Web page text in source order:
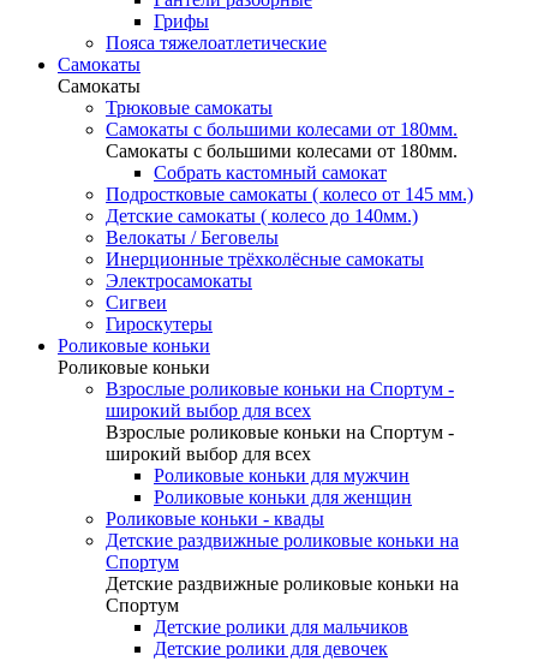
Грифы
Пояса тяжелоатлетические
Самокаты
Самокаты
Трюковые самокаты
Самокаты с большими колесами от 180мм.
Самокаты с большими колесами от 180мм.
Собрать кастомный самокат
Подростковые самокаты ( колесо от 145 мм.)
Детские самокаты ( колесо до 140мм.)
Велокаты / Беговелы
Инерционные трёхколёсные самокаты
Электросамокаты
Сигвеи
Гироскутеры
Роликовые коньки
Роликовые коньки
Взрослые роликовые коньки на Спортум -
широкий выбор для всех
Взрослые роликовые коньки на Спортум -
широкий выбор для всех
Роликовые коньки для мужчин
Роликовые коньки для женщин
Роликовые коньки - квады
Детские раздвижные роликовые коньки на
Спортум
Детские раздвижные роликовые коньки на
Спортум
Детские ролики для мальчиков
Детские ролики для девочек